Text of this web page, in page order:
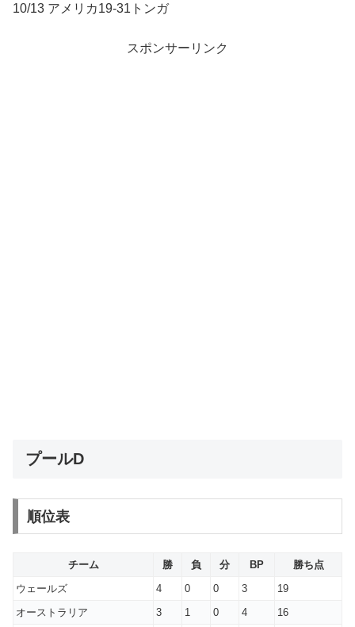
10/13 アメリカ19-31トンガ
スポンサーリンク
プールD
順位表
チーム 勝 負 分 BP
勝ち点
ウェールズ
4 0 0 3
19
オーストラリア
3 1 0 4 16